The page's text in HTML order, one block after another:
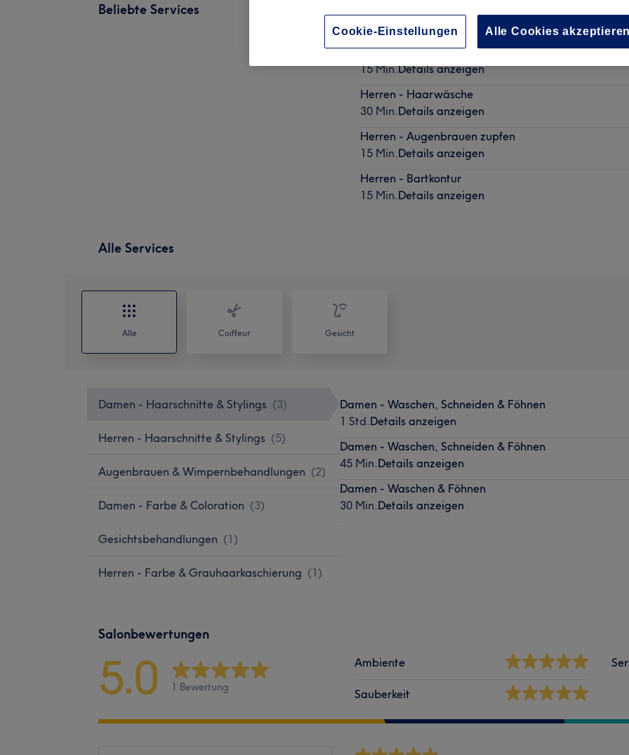
Beliebte Services
30 Min.Details anzeigen
Wimpern färben
15 Min.Details anzeigen
Herren - Haarwäsche
30 Min.Details anzeigen
Herren - Augenbrauen zupfen
15 Min.Details anzeigen
Herren - Bartkontur
15 Min.Details anzeigen
Alle Services
Alle Coiffeur Gesicht
Damen - Haarschnitte & Stylings (3)
Herren - Haarschnitte & Stylings (5)
Augenbrauen & Wimpernbehandlungen (2)
Damen - Farbe & Coloration (3)
Gesichtsbehandlungen (1)
Herren - Farbe & Grauhaarkaschierung (1)
Damen - Waschen, Schneiden & Föhnen
1 Std.Details anzeigen
Damen - Waschen, Schneiden & Föhnen
45 Min.Details anzeigen
Damen - Waschen & Föhnen
30 Min.Details anzeigen
Salonbewertungen
5.0 1 Bewertung
Ambiente
Sauberkeit
Alle Cookies akzeptieren
Cookie-Einstellungen